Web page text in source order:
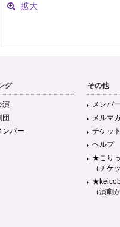
拡大
グ
演
団
ンバー
その他
メンバ
メルマ
チケッ
ヘルプ
★こり
（チケ
（演劇